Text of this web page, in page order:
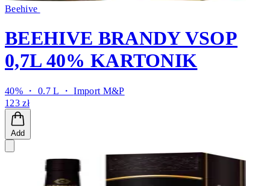
Beehive
BEEHIVE BRANDY VSOP
0,7L 40% KARTONIK
40% ・ 0.7 L ・Import M&P
123 zł
Add